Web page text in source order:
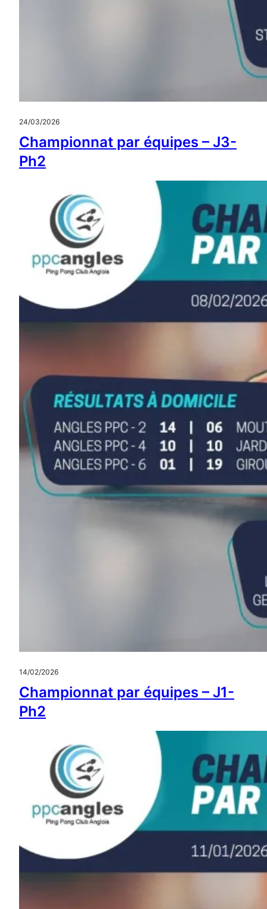
24/03/2026
Championnat par équipes – J3-
Ph2
14/02/2026
Championnat par équipes – J1-
Ph2